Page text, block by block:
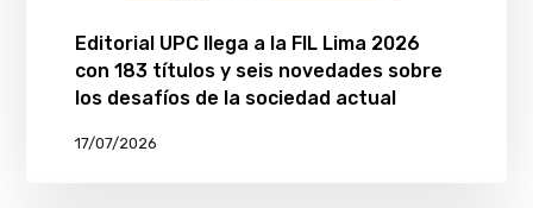
Editorial UPC llega a la FIL Lima 2026
con 183 títulos y seis novedades sobre
los desafíos de la sociedad actual
17/07/2026